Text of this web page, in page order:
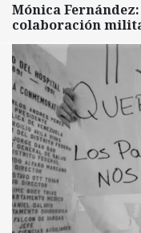
Mónica
colaboración